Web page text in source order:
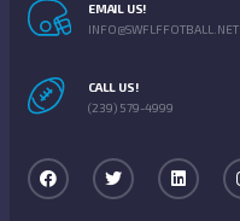
EMAIL US!
INFO@SWFLFFOTBALL.NET
CALL US!
(239) 579-4999